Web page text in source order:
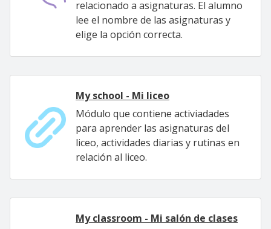
relacionado a asignaturas. El alumno
lee el nombre de las asignaturas y
elige la opción correcta.
My school - Mi liceo
Módulo que contiene activiadades
para aprender las asignaturas del
liceo, actividades diarias y rutinas en
relación al liceo.
My classroom - Mi salón de clases